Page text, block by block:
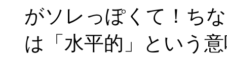
がソレっぽくて！ち
は「水平的」という